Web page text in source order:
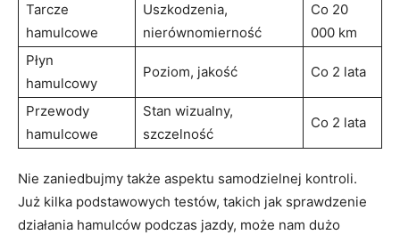
Tarcze
hamulcowe
Uszkodzenia,
nierównomierność
Co⁣ 20
000 km
Płyn
hamulcowy
Poziom, jakość Co 2 lata
Przewody
hamulcowe
Stan wizualny, ​
szczelność
Co 2 lata
Nie zaniedbujmy także aspektu samodzielnej kontroli.
Już kilka podstawowych testów, takich jak sprawdzenie
działania hamulców podczas jazdy, może nam dużo